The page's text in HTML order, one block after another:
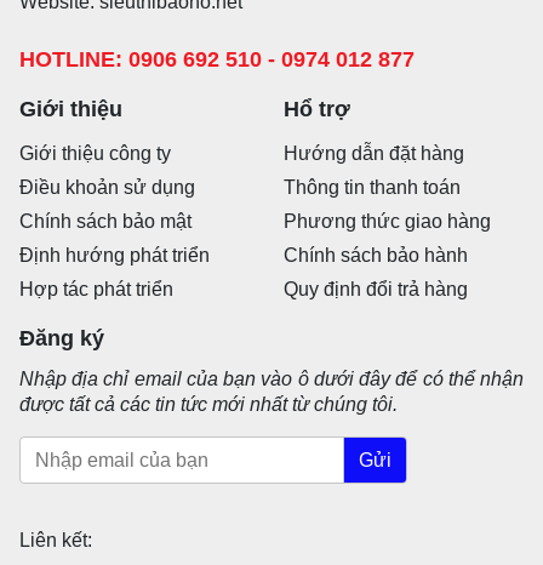
HOTLINE: 0906 692 510 - 0974 012 877
Giới thiệu
Giới thiệu công ty
Điều khoản sử dụng
Chính sách bảo mật
Định hướng phát triển
Hợp tác phát triển
Hổ trợ
Hướng dẫn đặt hàng
Thông tin thanh toán
Phương thức giao hàng
Chính sách bảo hành
Quy định đổi trả hàng
Đăng ký
Nhập địa chỉ email của bạn vào ô dưới đây để có thể nhận
được tất cả các tin tức mới nhất từ chúng tôi.
Gửi
Liên kết: